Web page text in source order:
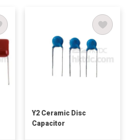
Y2 Ceramic Disc
Capacitor